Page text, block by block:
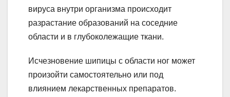
вируса внутри организма происходит
разрастание образований на соседние
области и в глубоколежащие ткани.
Исчезновение шипицы с области ног может
произойти самостоятельно или под
влиянием лекарственных препаратов.